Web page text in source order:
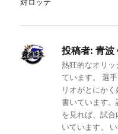
対ロッテ
投稿者: 青波
熱狂的なオリ
ています。 選
リオがとにか
書いています
を見れば、試
いています。